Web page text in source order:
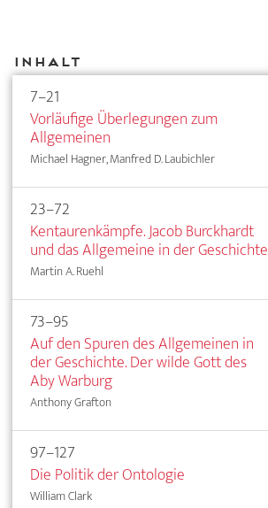
Inhalt
7–21
Vorläufige Überlegungen zum
Allgemeinen
Michael Hagner, Manfred D. Laubichler
23–72
Kentaurenkämpfe. Jacob Burckhardt
und das Allgemeine in der Geschichte
Martin A. Ruehl
73–95
Auf den Spuren des Allgemeinen in
der Geschichte. Der wilde Gott des
Aby Warburg
Anthony Grafton
97–127
Die Politik der Ontologie
William Clark